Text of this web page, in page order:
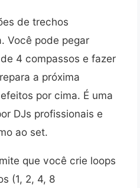
de trechos
Você pode pegar
4 compassos e fazer
a próxima
por cima. É uma
DJs profissionais e
ao set.
que você crie loops
(1, 2, 4, 8